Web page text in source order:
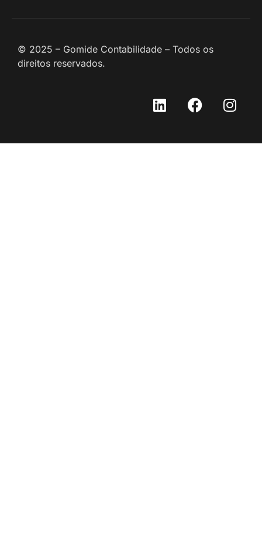
© 2025 – Gomide Contabilidade – Todos os
direitos reservados.